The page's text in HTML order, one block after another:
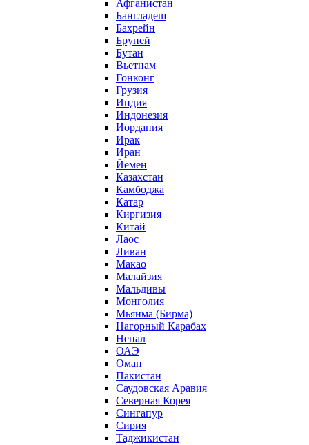
Афганистан
Бангладеш
Бахрейн
Бруней
Бутан
Вьетнам
Гонконг
Грузия
Индия
Индонезия
Иордания
Ирак
Иран
Йемен
Казахстан
Камбоджа
Катар
Киргизия
Китай
Лаос
Ливан
Макао
Малайзия
Мальдивы
Монголия
Мьянма (Бирма)
Нагорный Карабах
Непал
ОАЭ
Оман
Пакистан
Саудовская Аравия
Северная Корея
Сингапур
Сирия
Таджикистан